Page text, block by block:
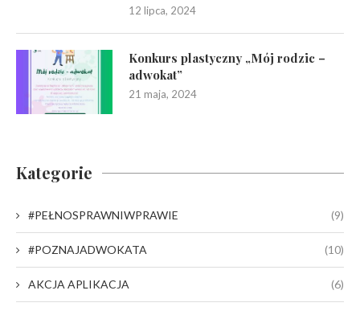
12 lipca, 2024
Konkurs plastyczny „Mój rodzic –
adwokat”
21 maja, 2024
Kategorie
#PEŁNOSPRAWNIWPRAWIE (9)
#POZNAJADWOKATA (10)
AKCJA APLIKACJA (6)